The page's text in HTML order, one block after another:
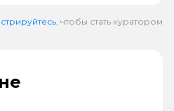
, чтобы стать куратором